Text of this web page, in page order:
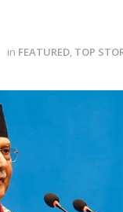
in FEATURED, TOP